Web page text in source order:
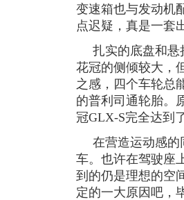
变速箱也与发动机
点迟疑，真是一套
扎实的底盘和
花冠的侧倾较大，
之感，四个车轮总
的普利司通轮胎。
冠GLX-S完全达到
在营造运动感
车。也许在驾驶座
到的仍是理想的空
定的一大原因吧，